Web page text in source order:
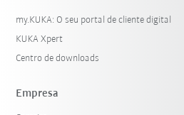
my.KUKA: O seu portal de cliente digital
KUKA Xpert
Centro de downloads
Empresa